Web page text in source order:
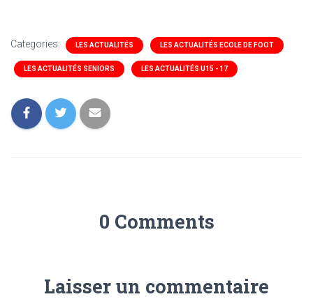
Categories: LES ACTUALITÉS LES ACTUALITÉS ECOLE DE FOOT
LES ACTUALITÉS SENIORS LES ACTUALITÉS U15 - 17
0 Comments
Laisser un commentaire